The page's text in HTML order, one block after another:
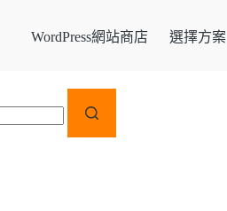
WordPress網站商店 選擇方案